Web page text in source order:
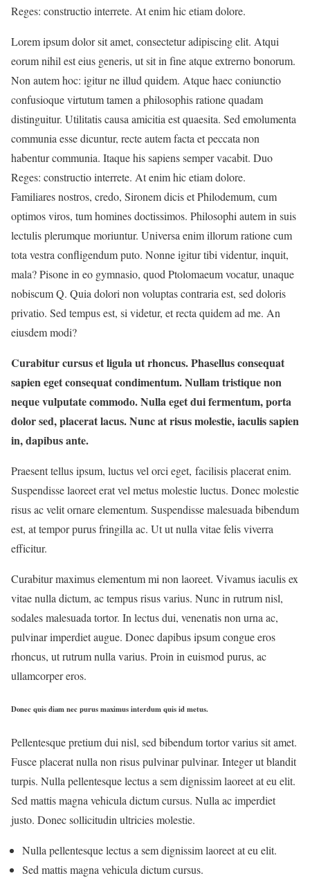
Reges: constructio interrete. At enim hic etiam dolore.
Lorem ipsum dolor sit amet, consectetur adipiscing elit. Atqui
eorum nihil est eius generis, ut sit in fine atque extrerno bonorum.
Non autem hoc: igitur ne illud quidem. Atque haec coniunctio
confusioque virtutum tamen a philosophis ratione quadam
distinguitur. Utilitatis causa amicitia est quaesita. Sed emolumenta
communia esse dicuntur, recte autem facta et peccata non
habentur communia. Itaque his sapiens semper vacabit. Duo
Reges: constructio interrete. At enim hic etiam dolore.
Familiares nostros, credo, Sironem dicis et Philodemum, cum
optimos viros, tum homines doctissimos. Philosophi autem in suis
lectulis plerumque moriuntur. Universa enim illorum ratione cum
tota vestra confligendum puto. Nonne igitur tibi videntur, inquit,
mala? Pisone in eo gymnasio, quod Ptolomaeum vocatur, unaque
nobiscum Q. Quia dolori non voluptas contraria est, sed doloris
privatio. Sed tempus est, si videtur, et recta quidem ad me. An
eiusdem modi?
Curabitur cursus et ligula ut rhoncus. Phasellus consequat
sapien eget consequat condimentum. Nullam tristique non
neque vulputate commodo. Nulla eget dui fermentum, porta
dolor sed, placerat lacus. Nunc at risus molestie, iaculis sapien
in, dapibus ante.
Praesent tellus ipsum, luctus vel orci eget, facilisis placerat enim.
Suspendisse laoreet erat vel metus molestie luctus. Donec molestie
risus ac velit ornare elementum. Suspendisse malesuada bibendum
est, at tempor purus fringilla ac. Ut ut nulla vitae felis viverra
efficitur.
Curabitur maximus elementum mi non laoreet. Vivamus iaculis ex
vitae nulla dictum, ac tempus risus varius. Nunc in rutrum nisl,
sodales malesuada tortor. In lectus dui, venenatis non urna ac,
pulvinar imperdiet augue. Donec dapibus ipsum congue eros
rhoncus, ut rutrum nulla varius. Proin in euismod purus, ac
ullamcorper eros.
Donec quis diam nec purus maximus interdum quis id metus.
Pellentesque pretium dui nisl, sed bibendum tortor varius sit amet.
Fusce placerat nulla non risus pulvinar pulvinar. Integer ut blandit
turpis. Nulla pellentesque lectus a sem dignissim laoreet at eu elit.
Sed mattis magna vehicula dictum cursus. Nulla ac imperdiet
justo. Donec sollicitudin ultricies molestie.
Nulla pellentesque lectus a sem dignissim laoreet at eu elit.
Sed mattis magna vehicula dictum cursus.